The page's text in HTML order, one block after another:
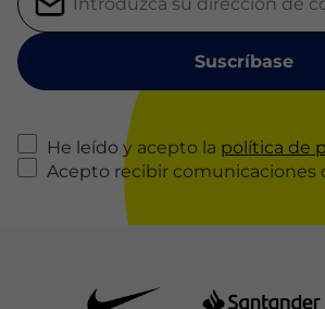
He leído y acepto la política de
Acepto recibir comunicaciones